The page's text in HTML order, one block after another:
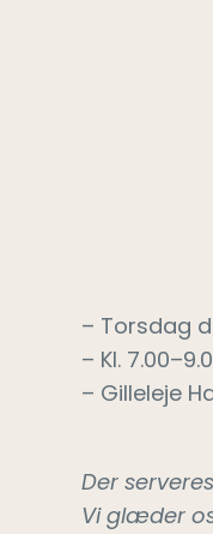
– Torsdag
– Kl.
– Gilleleje
Der
Vi glæder